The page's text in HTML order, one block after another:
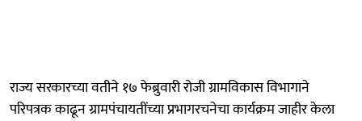
राज्य सरकारच्या वतीने १७ फेब्रुवारी रोजी ग्रामविकास विभागाने
परिपत्रक काढून ग्रामपंचायतींच्या प्रभागरचनेचा कार्यक्रम जाहीर केला